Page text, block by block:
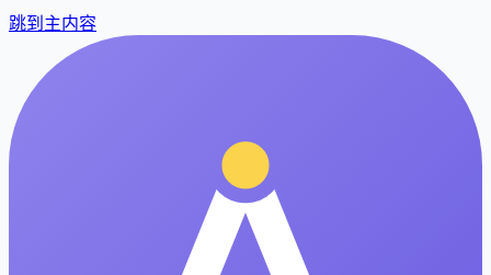
跳到主内容